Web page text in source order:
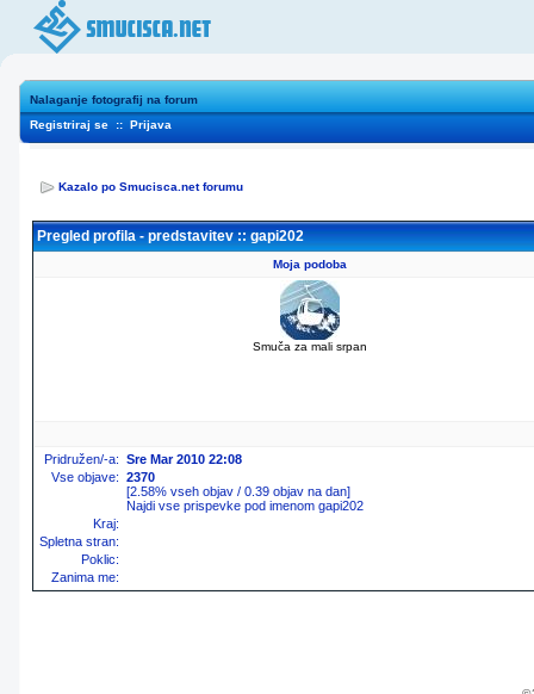
Nalaganje fotografij na forum
Registriraj se :: Prijava
Kazalo po Smucisca.net forumu
Pregled profila - predstavitev :: gapi202
Moja podoba
Smuča za mali srpan
Pridružen/-a: Sre Mar 2010 22:08
Vse objave: 2370
[2.58% vseh objav / 0.39 objav na dan]
Najdi vse prispevke pod imenom gapi202
Kraj:
Spletna stran:
Poklic:
Zanima me: